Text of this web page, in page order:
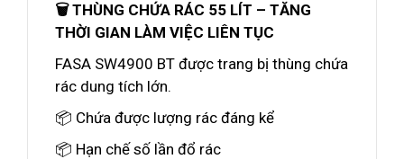
🗑️ THÙNG CHỨA RÁC 55 LÍT – TĂNG
THỜI GIAN LÀM VIỆC LIÊN TỤC
FASA SW4900 BT được trang bị thùng chứa
rác dung tích lớn.
📦 Chứa được lượng rác đáng kể
📦 Hạn chế số lần đổ rác